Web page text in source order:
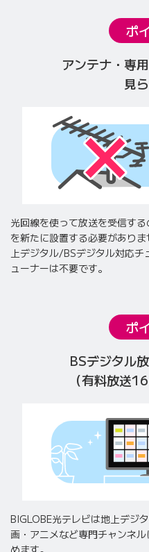
ポ
アンテナ・専
見
光回線を使って放送を受信す
を新たに設置する必要がありま
上デジタル/BSデジタル対応
ューナーは不要です。
ポ
BSデジタル
（有料放送
BIGLOBE光テレビは地上デジ
画・アニメなど専門チャンネ